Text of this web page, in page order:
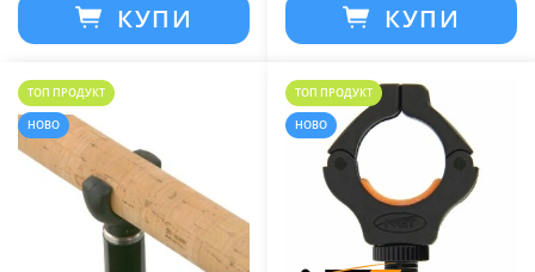
КУПИ КУПИ
ТОП ПРОДУКТ
НОВО
ТОП ПРОДУКТ
НОВО